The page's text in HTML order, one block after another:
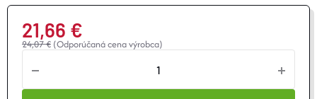
24,07 € (Odporúčaná cena výrobca)
21,66 €
Jednotková